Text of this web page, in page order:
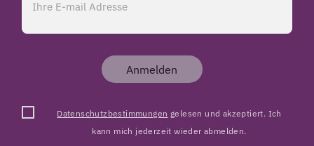
Anmelden
Datenschutzbestimmungen gelesen und akzeptiert. Ich
kann mich jederzeit wieder abmelden.